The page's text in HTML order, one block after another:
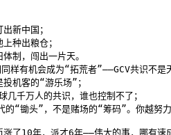
新中国；
种出粮仓；
制，闯出一片天。
样有机会成为“拓荒者”——GCV共识不
机客的“游乐场”；
千万人的共识，谁也控制不了；
“锄头”，不是赌场的“筹码”。你越努
了10年，派才6年——伟大的事，哪有